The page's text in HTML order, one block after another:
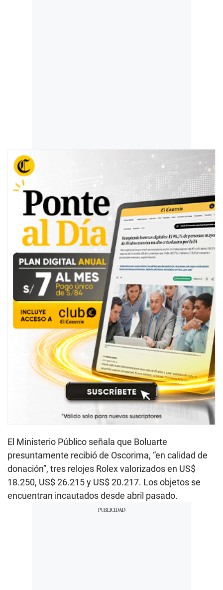
El Ministerio Público señala que Boluarte
presuntamente recibió de Oscorima, “en calidad de
donación”, tres relojes Rolex valorizados en US$
18.250, US$ 26.215 y US$ 20.217. Los objetos se
encuentran incautados desde abril pasado.